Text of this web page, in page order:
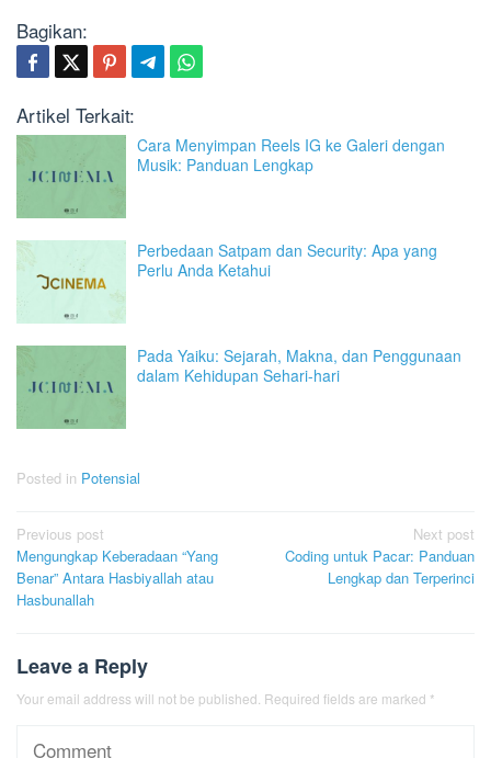
Bagikan:
Artikel Terkait:
Cara Menyimpan Reels IG ke Galeri dengan
Musik: Panduan Lengkap
Perbedaan Satpam dan Security: Apa yang
Perlu Anda Ketahui
Pada Yaiku: Sejarah, Makna, dan Penggunaan
dalam Kehidupan Sehari-hari
Posted in Potensial
Post
navigation
Previous post
Mengungkap Keberadaan “Yang
Benar” Antara Hasbiyallah atau
Hasbunallah
Next post
Coding untuk Pacar: Panduan
Lengkap dan Terperinci
Leave a Reply
Your email address will not be published. Required fields are marked *